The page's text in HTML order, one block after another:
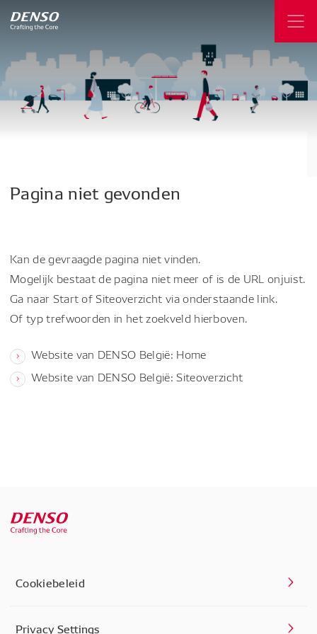
Pagina niet gevonden
Kan de gevraagde pagina niet vinden.
Mogelijk bestaat de pagina niet meer of is de URL onjuist.
Ga naar Start of Siteoverzicht via onderstaande link.
Of typ trefwoorden in het zoekveld hierboven.
Website van DENSO België: Home
Website van DENSO België: Siteoverzicht
Cookiebeleid
Privacy Settings